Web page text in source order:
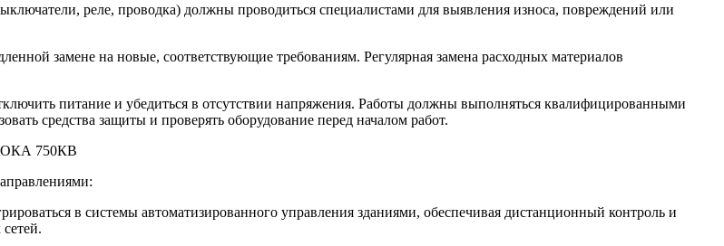
реле, проводка) должны проводиться специалистами для выявления износа, повреждений или
замене на новые, соответствующие требованиям. Регулярная замена расходных материалов
питание и убедиться в отсутствии напряжения. Работы должны выполняться квалифицированными
средства защиты и проверять оборудование перед началом работ.
750КВ
в системы автоматизированного управления зданиями, обеспечивая дистанционный контроль и